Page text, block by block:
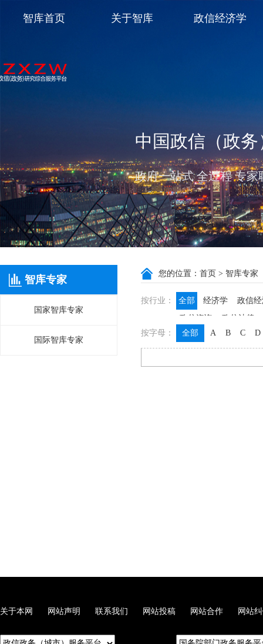
中国政信（政
政府一站式 全过程 专
智库首页 关于智库 政信经济学
智库专家
国家智库专家
国际智库专家
您的位置： 首页 > 智库专家
按行业： 全部 经济学
政信
政信咨询
政信法律
按字母：
全部 A B C D
关于本网 网站声明 联系我们 网站投稿 网站合作 网站